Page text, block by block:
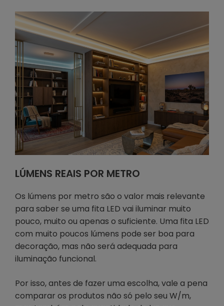
LÚMENS REAIS POR METRO
Os lúmens por metro são o valor mais relevante
para saber se uma fita LED vai iluminar muito
pouco, muito ou apenas o suficiente. Uma fita LED
com muito poucos lúmens pode ser boa para
decoração, mas não será adequada para
iluminação funcional.
Por isso, antes de fazer uma escolha, vale a pena
comparar os produtos não só pelo seu W/m,